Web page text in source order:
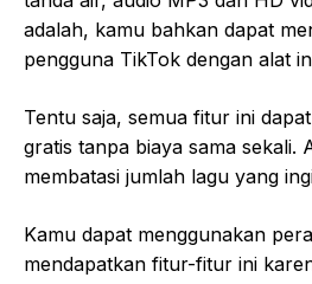
adalah, kamu bahkan dapat
pengguna TikTok dengan alat
Tentu saja, semua fitur ini
gratis tanpa biaya sama sekali.
membatasi jumlah lagu yang
Kamu dapat menggunakan
mendapatkan fitur-fitur ini